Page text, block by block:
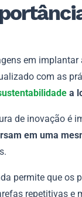
em
com as
a
de inovação é
em uma
permite que os
repetitivas e